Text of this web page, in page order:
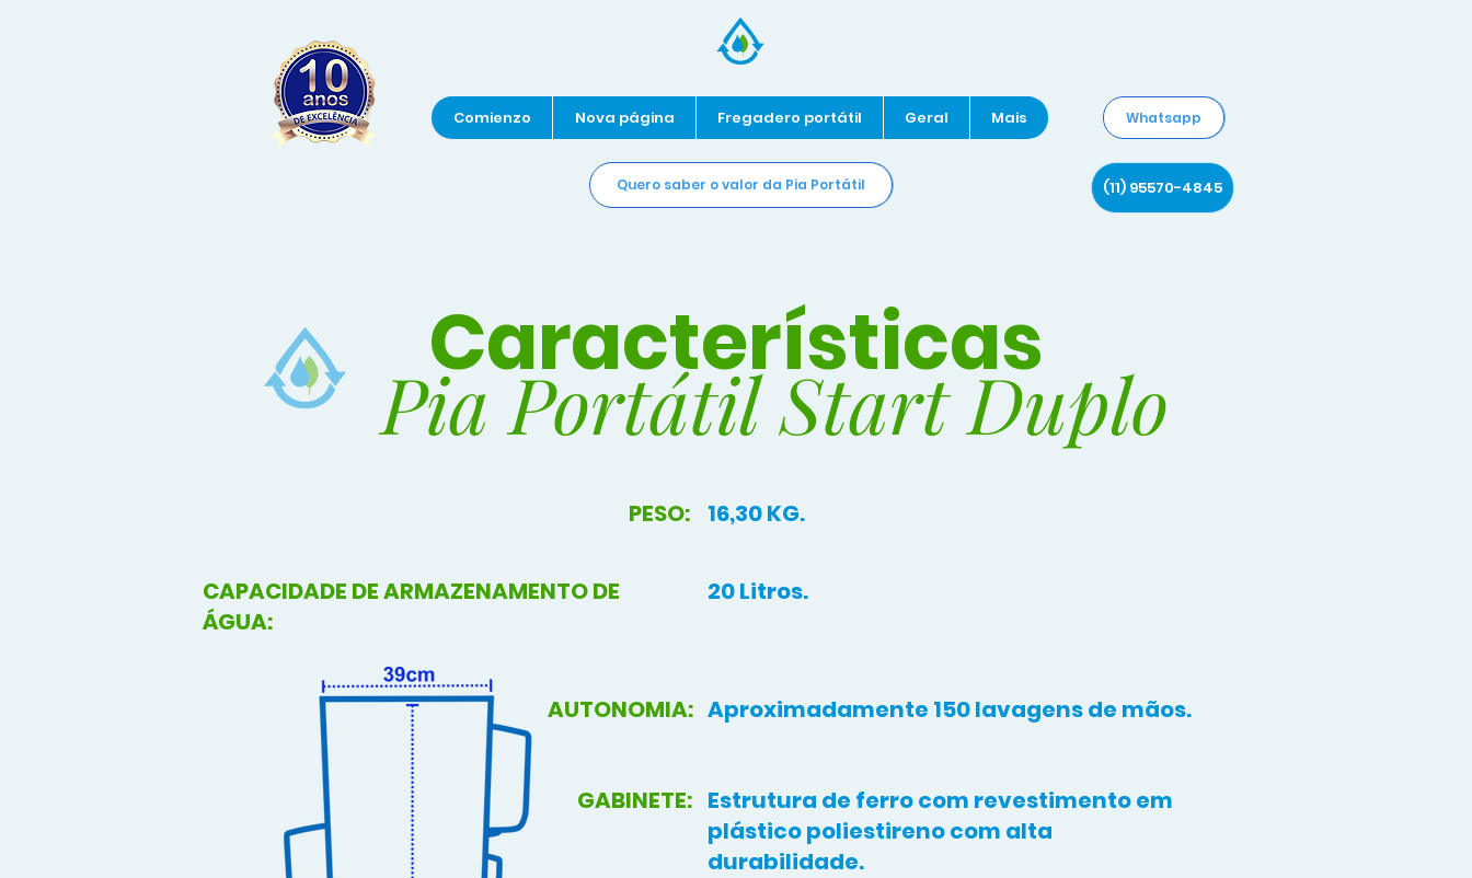
Comienzo Nova página Fregadero portátil Geral Mais
Quero saber o valor da Pia Portátil
Whatsapp
(11) 95570-4845
Características
Pia Portátil Start Duplo
PESO: 16,30 KG.
CAPACIDADE DE ARMAZENAMENTO DE
ÁGUA:
20 Litros.
AUTONOMIA:
GABINETE:
Aproximadamente 150 lavagens de mãos.
Estrutura de ferro com revestimento em
plástico poliestireno com alta
durabilidade.